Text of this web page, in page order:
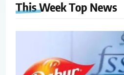
This Week Top News